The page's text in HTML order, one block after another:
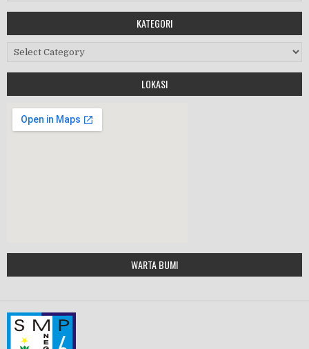
Workshop Perangkat 2019
HALAL BIHALAL
Tes Matrikulasi 2019
KATEGORI
Kategori
LOKASI
Google Maps Generator by
embedgooglemap.net
WARTA BUMI